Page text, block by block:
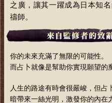
之廣，讓其一躍成為日本知
禱師。
你的未來充滿了無限的可能性。
而占卜就像是幫助你實現願望的
人生的路途有時會很嚴峻，但占
暗帶來一絲光明，激發你的內在